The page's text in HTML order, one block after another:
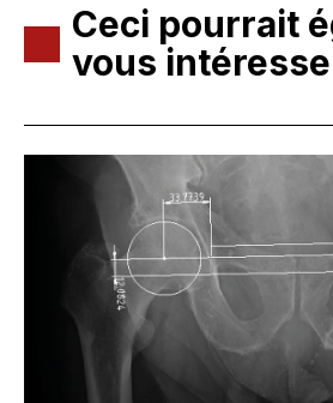
Ceci pourrait également
vous